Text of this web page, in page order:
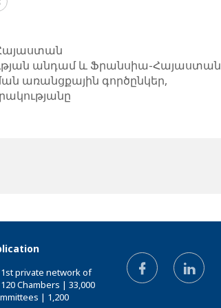
անդամ և Ֆրանսիա-Հայաստան
առանցքային գործընկեր,
private network of
Chambers | 33,000
| 1,200